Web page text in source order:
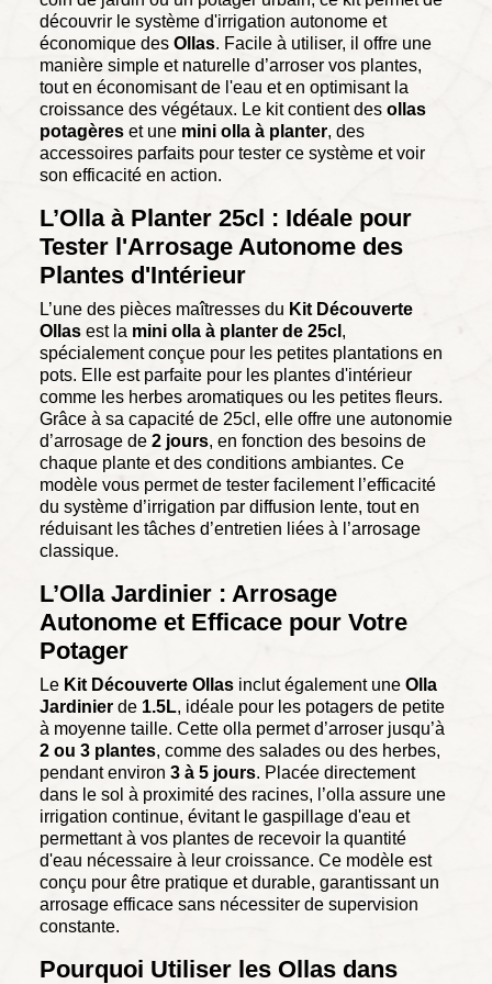
découvrir le système d'irrigation autonome et
économique des Ollas. Facile à utiliser, il offre une
manière simple et naturelle d’arroser vos plantes,
tout en économisant de l'eau et en optimisant la
croissance des végétaux. Le kit contient des ollas
potagères et une mini olla à planter, des
accessoires parfaits pour tester ce système et voir
son efficacité en action.
L’Olla à Planter 25cl : Idéale pour
Tester l'Arrosage Autonome des
Plantes d'Intérieur
L’une des pièces maîtresses du Kit Découverte
Ollas est la mini olla à planter de 25cl ,
spécialement conçue pour les petites plantations en
pots. Elle est parfaite pour les plantes d'intérieur
comme les herbes aromatiques ou les petites fleurs.
Grâce à sa capacité de 25cl, elle offre une autonomie
d’arrosage de 2 jours, en fonction des besoins de
chaque plante et des conditions ambiantes. Ce
modèle vous permet de tester facilement l’efficacité
du système d’irrigation par diffusion lente, tout en
réduisant les tâches d’entretien liées à l’arrosage
classique.
L’Olla Jardinier : Arrosage
Autonome et Efficace pour Votre
Potager
Le Kit Découverte Ollas inclut également une Olla
Jardinier de 1.5L, idéale pour les potagers de petite
à moyenne taille. Cette olla permet d’arroser jusqu’à
2 ou 3 plantes, comme des salades ou des herbes,
pendant environ 3 à 5 jours. Placée directement
dans le sol à proximité des racines, l’olla assure une
irrigation continue, évitant le gaspillage d'eau et
permettant à vos plantes de recevoir la quantité
d'eau nécessaire à leur croissance. Ce modèle est
conçu pour être pratique et durable, garantissant un
arrosage efficace sans nécessiter de supervision
constante.
Pourquoi Utiliser les Ollas dans